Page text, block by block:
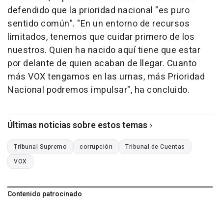
defendido que la prioridad nacional "es puro
sentido común". "En un entorno de recursos
limitados, tenemos que cuidar primero de los
nuestros. Quien ha nacido aquí tiene que estar
por delante de quien acaban de llegar. Cuanto
más VOX tengamos en las urnas, más Prioridad
Nacional podremos impulsar", ha concluido.
Últimas noticias sobre estos temas
Tribunal Supremo corrupción
Tribunal de Cuentas
VOX
Contenido patrocinado